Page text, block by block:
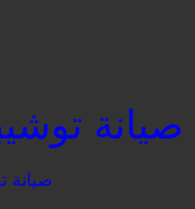
صيانة توشيبا جليم
صيانة